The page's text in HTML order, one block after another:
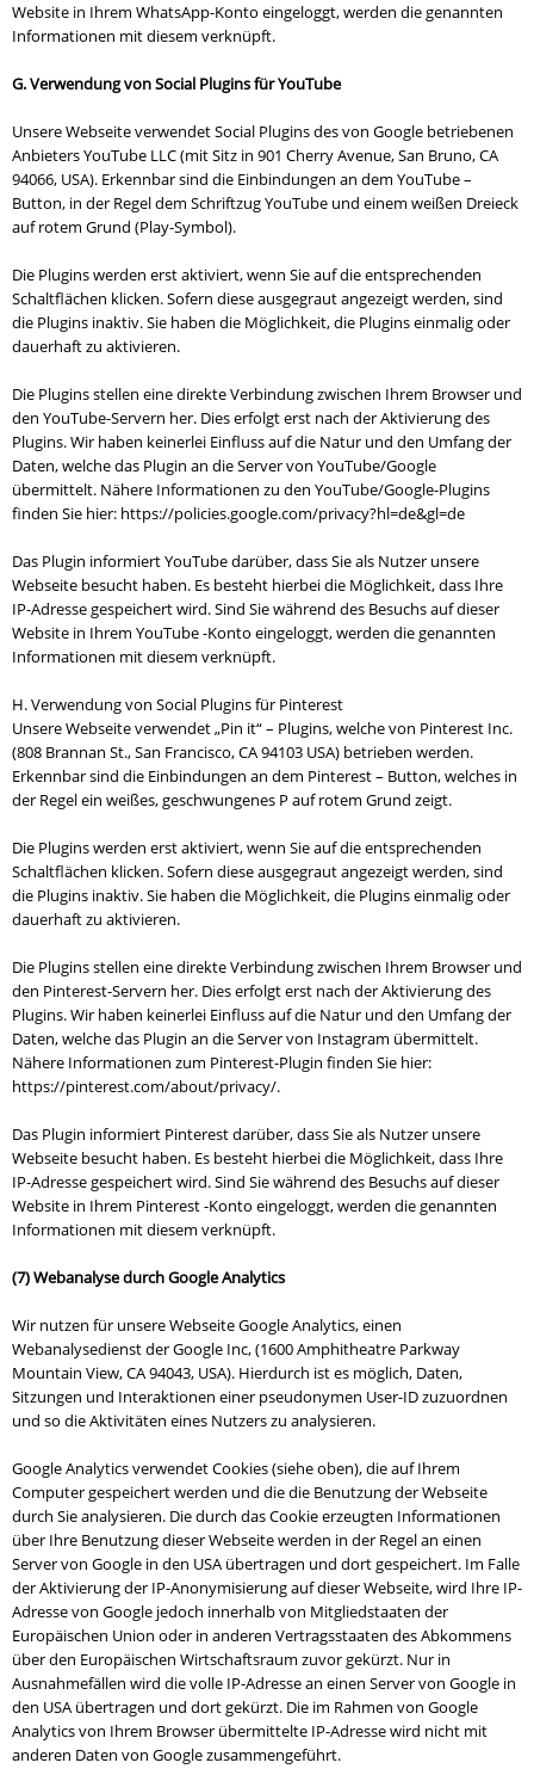
Website in Ihrem WhatsApp-Konto eingeloggt, werden die genannten
Informationen mit diesem verknüpft.
G. Verwendung von Social Plugins für YouTube
Unsere Webseite verwendet Social Plugins des von Google betriebenen
Anbieters YouTube LLC (mit Sitz in 901 Cherry Avenue, San Bruno, CA
94066, USA). Erkennbar sind die Einbindungen an dem YouTube –
Button, in der Regel dem Schriftzug YouTube und einem weißen Dreieck
auf rotem Grund (Play-Symbol).
Die Plugins werden erst aktiviert, wenn Sie auf die entsprechenden
Schaltflächen klicken. Sofern diese ausgegraut angezeigt werden, sind
die Plugins inaktiv. Sie haben die Möglichkeit, die Plugins einmalig oder
dauerhaft zu aktivieren.
Die Plugins stellen eine direkte Verbindung zwischen Ihrem Browser und
den YouTube-Servern her. Dies erfolgt erst nach der Aktivierung des
Plugins. Wir haben keinerlei Einfluss auf die Natur und den Umfang der
Daten, welche das Plugin an die Server von YouTube/Google
übermittelt. Nähere Informationen zu den YouTube/Google-Plugins
finden Sie hier: https://policies.google.com/privacy?hl=de&gl=de
Das Plugin informiert YouTube darüber, dass Sie als Nutzer unsere
Webseite besucht haben. Es besteht hierbei die Möglichkeit, dass Ihre
IP-Adresse gespeichert wird. Sind Sie während des Besuchs auf dieser
Website in Ihrem YouTube -Konto eingeloggt, werden die genannten
Informationen mit diesem verknüpft.
H. Verwendung von Social Plugins für Pinterest
Unsere Webseite verwendet „Pin it“ – Plugins, welche von Pinterest Inc.
(808 Brannan St., San Francisco, CA 94103 USA) betrieben werden.
Erkennbar sind die Einbindungen an dem Pinterest – Button, welches in
der Regel ein weißes, geschwungenes P auf rotem Grund zeigt.
Die Plugins werden erst aktiviert, wenn Sie auf die entsprechenden
Schaltflächen klicken. Sofern diese ausgegraut angezeigt werden, sind
die Plugins inaktiv. Sie haben die Möglichkeit, die Plugins einmalig oder
dauerhaft zu aktivieren.
Die Plugins stellen eine direkte Verbindung zwischen Ihrem Browser und
den Pinterest-Servern her. Dies erfolgt erst nach der Aktivierung des
Plugins. Wir haben keinerlei Einfluss auf die Natur und den Umfang der
Daten, welche das Plugin an die Server von Instagram übermittelt.
Nähere Informationen zum Pinterest-Plugin finden Sie hier:
https://pinterest.com/about/privacy/.
Das Plugin informiert Pinterest darüber, dass Sie als Nutzer unsere
Webseite besucht haben. Es besteht hierbei die Möglichkeit, dass Ihre
IP-Adresse gespeichert wird. Sind Sie während des Besuchs auf dieser
Website in Ihrem Pinterest -Konto eingeloggt, werden die genannten
Informationen mit diesem verknüpft.
(7) Webanalyse durch Google Analytics
Wir nutzen für unsere Webseite Google Analytics, einen
Webanalysedienst der Google Inc, (1600 Amphitheatre Parkway
Mountain View, CA 94043, USA). Hierdurch ist es möglich, Daten,
Sitzungen und Interaktionen einer pseudonymen User-ID zuzuordnen
und so die Aktivitäten eines Nutzers zu analysieren.
Google Analytics verwendet Cookies (siehe oben), die auf Ihrem
Computer gespeichert werden und die die Benutzung der Webseite
durch Sie analysieren. Die durch das Cookie erzeugten Informationen
über Ihre Benutzung dieser Webseite werden in der Regel an einen
Server von Google in den USA übertragen und dort gespeichert. Im Falle
der Aktivierung der IP-Anonymisierung auf dieser Webseite, wird Ihre IP-
Adresse von Google jedoch innerhalb von Mitgliedstaaten der
Europäischen Union oder in anderen Vertragsstaaten des Abkommens
über den Europäischen Wirtschaftsraum zuvor gekürzt. Nur in
Ausnahmefällen wird die volle IP-Adresse an einen Server von Google in
den USA übertragen und dort gekürzt. Die im Rahmen von Google
Analytics von Ihrem Browser übermittelte IP-Adresse wird nicht mit
anderen Daten von Google zusammengeführt.